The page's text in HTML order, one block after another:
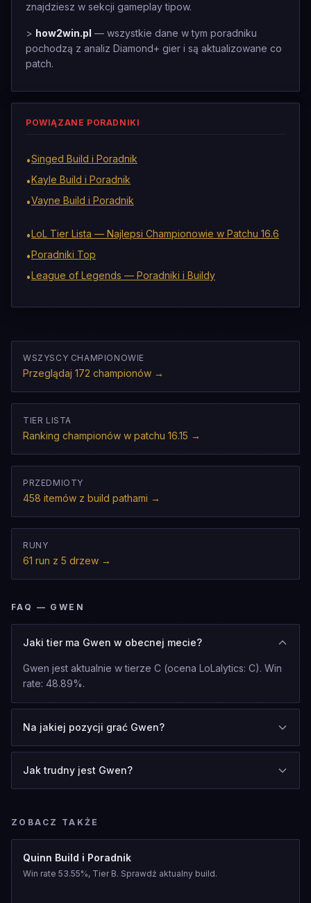
znajdziesz w sekcji gameplay tipow.
> how2win.pl — wszystkie dane w tym poradniku
pochodzą z analiz Diamond+ gier i są aktualizowane co
patch.
POWIĄZANE PORADNIKI
•Singed Build i Poradnik
•Kayle Build i Poradnik
•Vayne Build i Poradnik
•LoL Tier Lista — Najlepsi Championowie w Patchu 16.6
•Poradniki Top
•League of Legends — Poradniki i Buildy
WSZYSCY CHAMPIONOWIE
Przeglądaj 172 championów →
TIER LISTA
Ranking championów w patchu 16.15 →
PRZEDMIOTY
458 itemów z build pathami →
RUNY
61 run z 5 drzew →
FAQ — GWEN
Jaki tier ma Gwen w obecnej mecie?
Gwen jest aktualnie w tierze C (ocena LoLalytics: C). Win
rate: 48.89%.
Na jakiej pozycji grać Gwen?
Jak trudny jest Gwen?
ZOBACZ TAKŻE
Quinn Build i Poradnik
Win rate 53.55%, Tier B. Sprawdź aktualny build.